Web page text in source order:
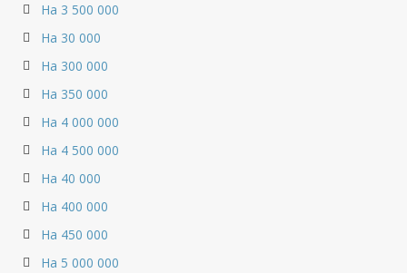
На 3 500 000
На 30 000
На 300 000
На 350 000
На 4 000 000
На 4 500 000
На 40 000
На 400 000
На 450 000
На 5 000 000